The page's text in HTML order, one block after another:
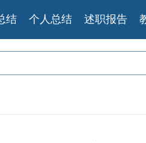
结 个人总结 述职报告